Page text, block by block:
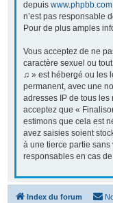
depuis www.phpbb.com
n’est pas responsable
Pour de plus amples
Vous acceptez de ne
caractère sexuel ou
♫ » est hébergé ou les
permanent, avec une
adresses IP de tous
acceptez que «
estimons que cela est
avez saisies soient
à une tierce partie
responsables en cas
Index du forum